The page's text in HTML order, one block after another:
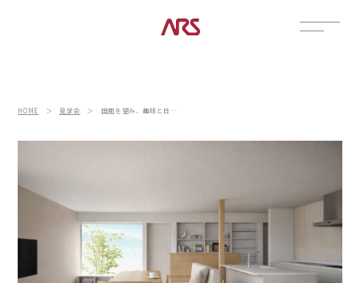
展示場
建築実例
インタビュー
土地情報
HOME ＞ 見学会 ＞ 田園を望み、趣味と日常の暮らしを愉しむ平屋